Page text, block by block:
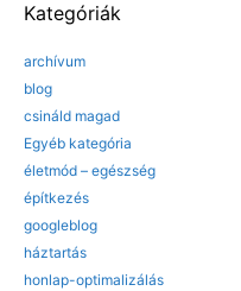
Kategóriák
archívum
blog
csináld magad
Egyéb kategória
életmód – egészség
építkezés
googleblog
háztartás
honlap-optimalizálás